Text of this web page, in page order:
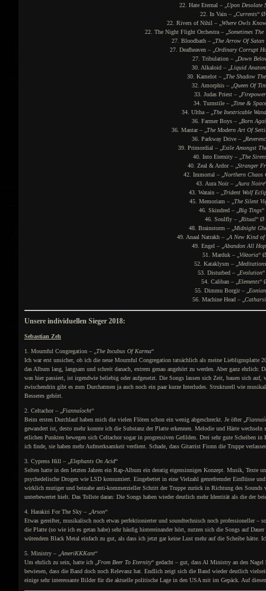
22. Hate Eternal – „
Upon Desolate
22. In Vain – „ Currents“ Ø
22. Rivers of Nihil – „
Where Owls
22. The Night Flight Orchestra – „ Sometimes
27. Bloodbath – „ The Arrow Of
27. Deafheaven – „ Ordinary Corrupt
27. Tribulation – „
Down
30. Alkaloid – „
Liquid
30. Kamelot – „ The Shadow
32. Amorphis – „ Queen Of
33. Judas Priest – „ Firepower
34. Turnstile – „ Time & Space
34. Ultha – „ The Inextricable
36. Farmer Boys – „
Born
36. Mantar – „ The Modern Art Of
36. Parkway Drive – „
39. Primordial – „
Exile Amongst
40. Into Eternity – „ The
40. Zeal & Ardor – „ Stranger
42. Immortal – „
Northern Chaos
43. Aura Noir – „ Aura Noire
43. Watain – „ Trident Wolf
45. Memoriam – „ The Silent
46. Skindred – „
Big Tings“
46. Soulfly – „
Ritual“ Ø
48. Brainstorm – „
Midnight
49. Anaal Natrakh – „ A New Kind
49. Engel – „ Abandon All
51. Marduk – „ Viktoria“
52. Kataklysm – „
Meditations
53. Disturbed – „ Evolution
54. Caliban – „
Elements“
55. Dimmu Borgir – „
Eonian
56. Machine Head – „
Unsere individuellen Sieger 2018:
Sebastian Zeh
1. Mournful Congregation – „ The Incubus Of Karma“
Ich war erst unsicher, ob ich die neue Mournful Congregation tatsächlich als meine Lieblignsplatte
das Album lang, langsam und schreit danach, extrem genau angehört zu werden. Aber ganz ehrlich:
was hier passiert, ist irgendwie beliebig oder aufgesetzt. Die Songs lassen sich Zeit, bauen sich
zwischendrin gibt es zum Durchatmen ja auch noch ein paar kurze Interludes. Strukturell wie
Besseres gehört.
2. Celtachor – „ Fiannaíocht“
Beim ersten Durchlauf haben mich die vielen Flöten schon ein wenig abgeschreckt. Je öfter „
gewandert ist, desto mehr konnte ich die Substanz der Platte erkennen. Melodie und Härte
etlichen Punkten bewegen sich Celtachor sogar in progressiven Gefilden. Drei sehr gute Scheiben
ich finde, sie haben mehr Aufmerksamkeit verdient. Schade, dass Gitarrist Fionn die Truppe
3. Cypress Hill – „ Elephants On Acid“
Selten hatte in den letzten Jahren ein Rap-Album ein deratig eigensinniges Konzept. Musik, Texte
psychedelische Drogen wie LSD konsumiert. Eingebettet in eine Vielzahl genrefremder Einflüsse
wirklich mutiger und beinahe anti-kommerzieller Schritt der Truppe zurück in Richtung des Sounds
unterbewertet hielt. Das Tollste daran: Die Songs haben wieder deutlich mehr Identität als die der
4. Harakiri For The Sky – „ Arson“
Etwas gereifter, musikalisch noch etwas perfektionierter und soundtechnisch noch professioneller –
die Platte (so wie ich es getan habe) sehr häufig hintereinander hört, nutzen sich die Songs auf
wütendem Black Metal einfach zu gut, als dass ich jetzt gar keine Lust mehr auf die Scheibe hätte.
5. Ministry – „ AmeriKKKant“
Um ehrlich zu sein, hatte ich „ From Beer To Eternity“ gedacht – gut, dass Al Ministry an den
bewiesen, dass die Band doch noch Relevanz hat. Endlich zeigt sich die Band wieder deutlich
einige sehr interessante Bilder für die aktuelle politische Lage in den USA mit im Gepäck. Auf